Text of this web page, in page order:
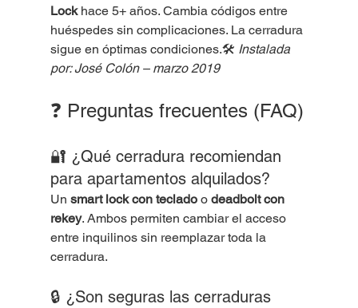
Lock hace 5+ años. Cambia códigos entre
huéspedes sin complicaciones. La cerradura
sigue en óptimas condiciones.🛠 Instalada
por: José Colón – marzo 2019
❓ Preguntas frecuentes (FAQ)
🔐 ¿Qué cerradura recomiendan
para apartamentos alquilados?
Un smart lock con teclado o deadbolt con
rekey. Ambos permiten cambiar el acceso
entre inquilinos sin reemplazar toda la
cerradura.
🔒 ¿Son seguras las cerraduras